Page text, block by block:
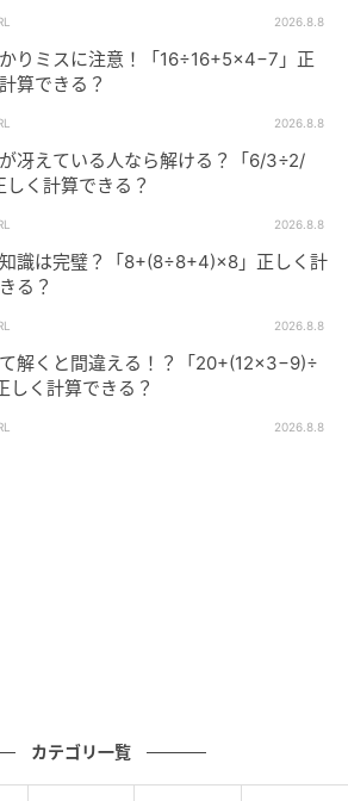
2026.8.8
りミスに注意！「16÷16+5×4−7」正
算できる？
2026.8.8
冴えている人なら解ける？「6/3÷2/
しく計算できる？
2026.8.8
識は完璧？「8+(8÷8+4)×8」正しく計
る？
2026.8.8
解くと間違える！？「20+(12×3−9)÷
しく計算できる？
2026.8.8
カテゴリ一覧